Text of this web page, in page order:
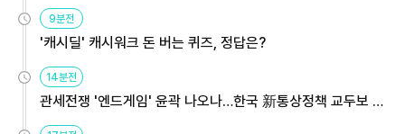
9분전
'캐시딜' 캐시워크 돈 버는 퀴즈, 정답은?
14분전
관세전쟁 '엔드게임' 윤곽 나오나…한국 新통상정책 교두보 활
용해야